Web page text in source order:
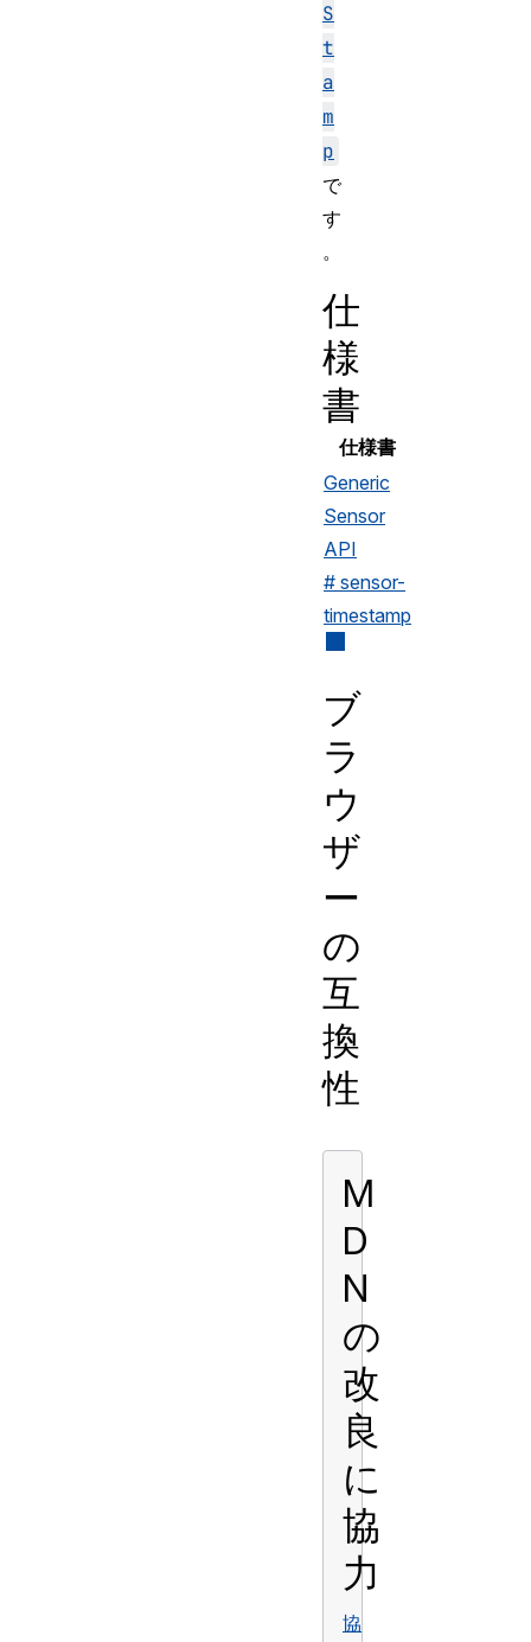
S
t
a
m
p
で
す
。
仕
様
書
仕様書
Generic
Sensor
API
# sensor-
timestamp
ブ
ラ
ウ
ザ
ー
の
互
換
性
M
D
N
の
改
良
に
協
力
協